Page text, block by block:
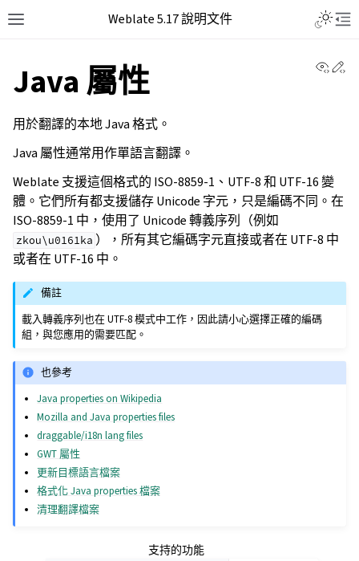
Weblate 5.17 說明文件
Java 屬性
用於翻譯的本地 Java 格式。
Java 屬性通常用作單語言翻譯。
Weblate 支援這個格式的 ISO-8859-1、UTF-8 和 UTF-16 變
體。它們所有都支援儲存 Unicode 字元，只是編碼不同。在
ISO-8859-1 中，使用了 Unicode 轉義序列（例如
zkou\u0161ka ），所有其它編碼字元直接或者在 UTF-8 中
或者在 UTF-16 中。
備註
載入轉義序列也在 UTF-8 模式中工作，因此請小心選擇正確的編碼
組，與您應用的需要匹配。
也參考
Java properties on Wikipedia
Mozilla and Java properties files
draggable/i18n lang files
GWT 屬性
更新目標語言檔案
格式化 Java properties 檔案
清理翻譯檔案
支持的功能